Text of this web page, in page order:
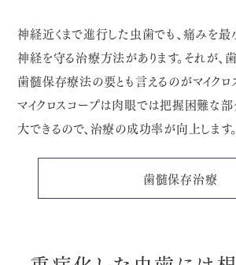
神経近くまで進行した虫歯でも、痛みを
神経を守る治療方法があります。それが、
歯髄保存療法の要とも言えるのがマイクロ
マイクロスコープは肉眼では把握困難な部
大できるので、治療の成功率が向上します。
歯髄保存治療